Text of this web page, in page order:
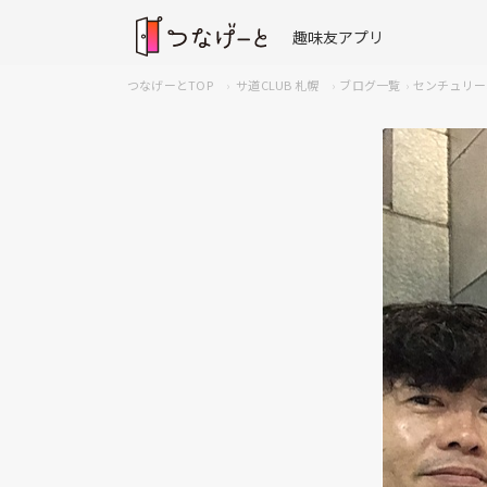
趣味友アプリ
つなげーとTOP サ道CLUB 札幌 ブログ一覧 センチュリ